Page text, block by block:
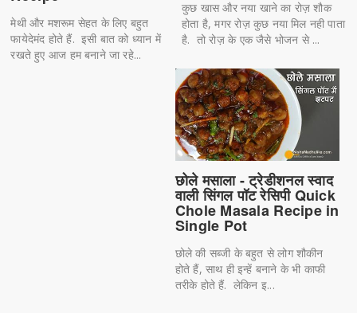
मेथी और मशरूम सेहत के लिए बहुत
फायेदेमंद होते हैं. इसी बात को ध्यान में
रखते हुए आज हम बनाने जा रहे...
कुछ खास और नया खाने का रोज़ शौक
होता है, मगर रोज़ कुछ नया मिल नही पाता
है. तो रोज़ के एक जैसे भोजन से ...
छोले मसाला - ट्रेडीशनल स्वाद
वाली सिंगल पॉट रेसिपी Quick
Chole Masala Recipe in
Single Pot
छोले की सब्जी के बहुत से लोग शौकीन
होते हैं, साथ ही इन्हें बनाने के भी काफी
तरीके होते हैं. लेकिन इ...